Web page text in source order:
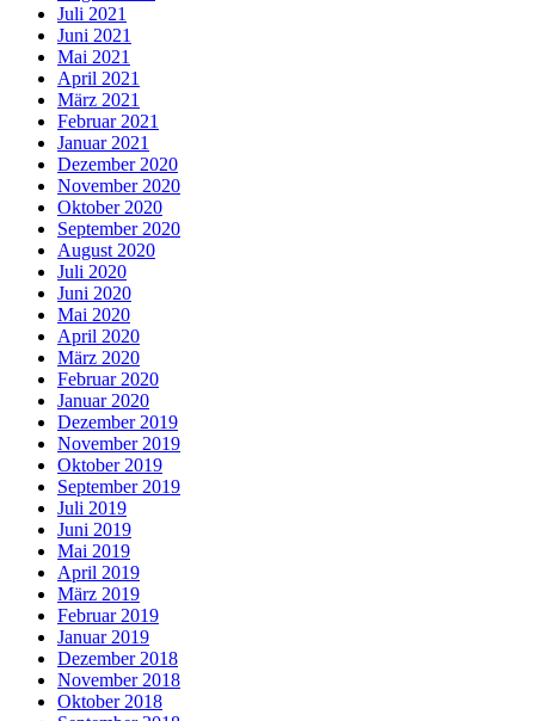
Juli 2021
Juni 2021
Mai 2021
April 2021
März 2021
Februar 2021
Januar 2021
Dezember 2020
November 2020
Oktober 2020
September 2020
August 2020
Juli 2020
Juni 2020
Mai 2020
April 2020
März 2020
Februar 2020
Januar 2020
Dezember 2019
November 2019
Oktober 2019
September 2019
Juli 2019
Juni 2019
Mai 2019
April 2019
März 2019
Februar 2019
Januar 2019
Dezember 2018
November 2018
Oktober 2018